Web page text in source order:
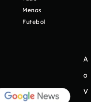
Menos
Futebol
A
o
V